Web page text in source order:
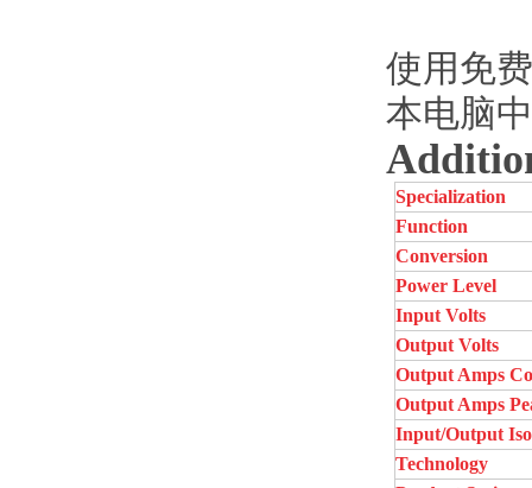
使用免
本电脑
Specialization
Function
Conversion
Power Level
Input Volts
Output Volts
Output Amps
Output Amps
Input/Output
Technology